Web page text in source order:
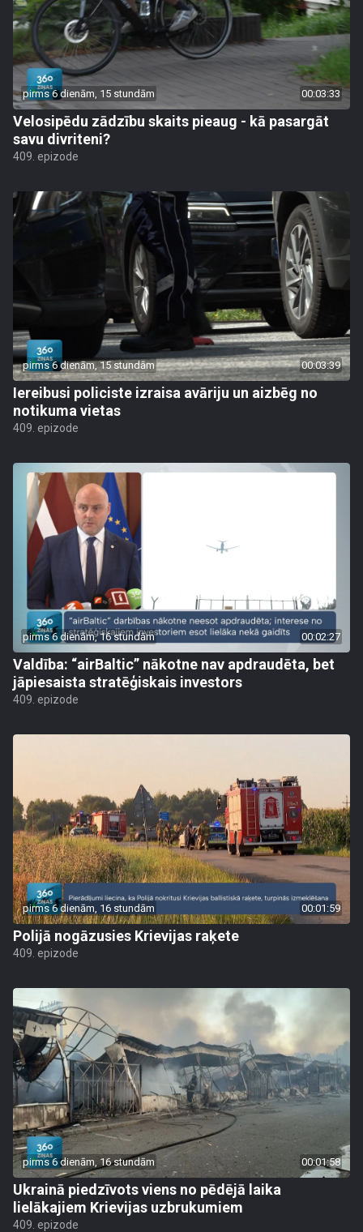
pirms 6 dienām, 15 stundām 00:03:33
Velosipēdu zādzību skaits pieaug - kā pasargāt
savu divriteni?
409. epizode
pirms 6 dienām, 15 stundām 00:03:39
Iereibusi policiste izraisa avāriju un aizbēg no
notikuma vietas
409. epizode
pirms 6 dienām, 16 stundām 00:02:27
Valdība: “airBaltic” nākotne nav apdraudēta, bet
jāpiesaista stratēģiskais investors
409. epizode
pirms 6 dienām, 16 stundām 00:01:59
Polijā nogāzusies Krievijas raķete
409. epizode
pirms 6 dienām, 16 stundām 00:01:58
Ukrainā piedzīvots viens no pēdējā laika
lielākajiem Krievijas uzbrukumiem
409. epizode